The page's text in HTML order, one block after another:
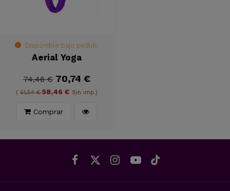
Disponible bajo pedido
Aerial Yoga
74,46 € 70,74 €
(61,54 €58,46 € Sin imp.)
Comprar